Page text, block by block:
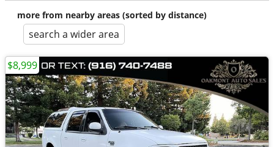
more from nearby areas (sorted by distance)
search a wider area
$8,999